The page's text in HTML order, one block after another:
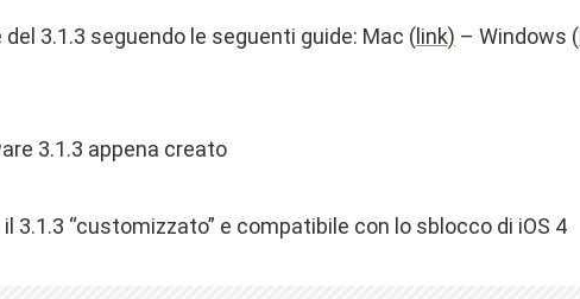
3.1.3 seguendo le seguenti guide: Mac ( link) – Windows (
3.1.3 appena creato
3.1.3 “customizzato” e compatibile con lo sblocco di iOS 4